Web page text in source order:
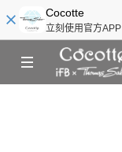
Cocotte
立刻使用官方APP